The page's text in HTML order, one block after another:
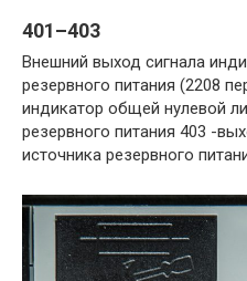
401–403
Внешний выход сигнала
резервного питания (2208
индикатор общей нулевой
резервного питания 403 -
источника резервного